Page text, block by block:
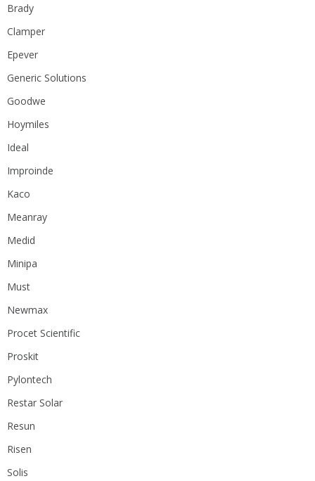
Brady
Clamper
Epever
Generic Solutions
Goodwe
Hoymiles
Ideal
Improinde
Kaco
Meanray
Medid
Minipa
Must
Newmax
Procet Scientific
Proskit
Pylontech
Restar Solar
Resun
Risen
Solis